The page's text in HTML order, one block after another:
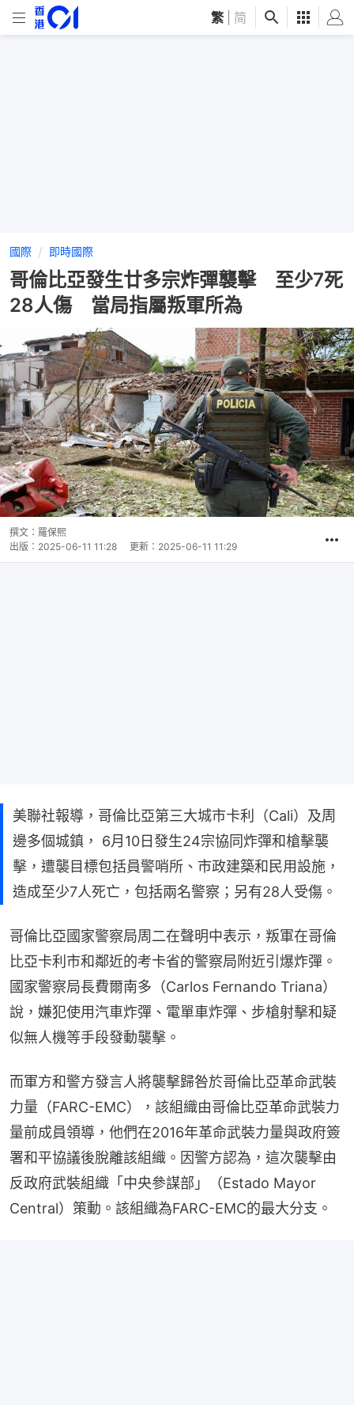
繁 简
國際 即時國際
哥倫比亞發生廿多宗炸彈襲擊 至少7死
28人傷 當局指屬叛軍所為
撰文： 羅保熙
出版： 2025-06-11 11:28 更新： 2025-06-11 11:29
美聯社報導，哥倫比亞第三大城市卡利（Cali）及周
邊多個城鎮， 6月10日發生24宗協同炸彈和槍擊襲
擊，遭襲目標包括員警哨所、市政建築和民用設施，
造成至少7人死亡，包括兩名警察；另有28人受傷。
哥倫比亞國家警察局周二在聲明中表示，叛軍在哥倫
比亞卡利市和鄰近的考卡省的警察局附近引爆炸彈。
國家警察局長費爾南多（Carlos Fernando Triana）
說，嫌犯使用汽車炸彈、電單車炸彈、步槍射擊和疑
似無人機等手段發動襲擊。
而軍方和警方發言人將襲擊歸咎於哥倫比亞革命武裝
力量（FARC-EMC），該組織由哥倫比亞革命武裝力
量前成員領導，他們在2016年革命武裝力量與政府簽
署和平協議後脫離該組織。因警方認為，這次襲擊由
反政府武裝組織「中央參謀部」（Estado Mayor
Central）策動。該組織為FARC-EMC的最大分支。